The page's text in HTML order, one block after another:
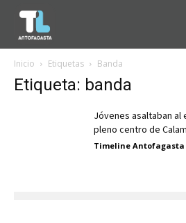
Inicio Etiquetas Banda
Etiqueta: banda
Jóvenes asaltaban al
pleno centro de
Timeline Antofagasta